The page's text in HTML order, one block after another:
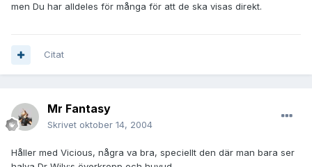
men Du har alldeles för många för att de ska visas direkt.
Citat
Mr Fantasy
Skrivet oktober 14, 2004
Håller med Vicious, några va bra, speciellt den där man bara ser